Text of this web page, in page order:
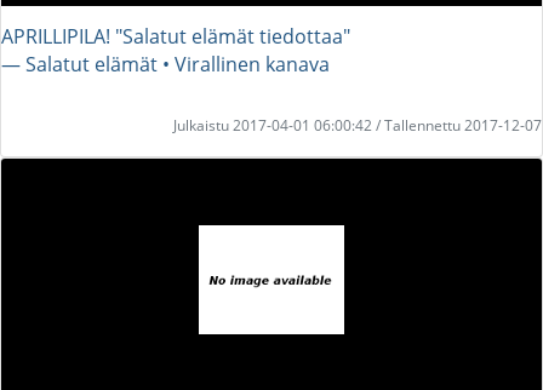
APRILLIPILA! "Salatut elämät tiedottaa"
― Salatut elämät • Virallinen kanava
Julkaistu 2017-04-01 06:00:42 / Tallennettu 2017-12-07